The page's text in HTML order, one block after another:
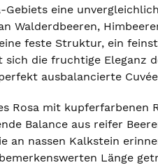
eine
Walderdbeeren,
feste Struktur, ein
die fruchtige Eleganz
ausbalancierte
Rosa mit kupferfarbenen
Balance aus reifer
an nassen Kalkstein
Länge